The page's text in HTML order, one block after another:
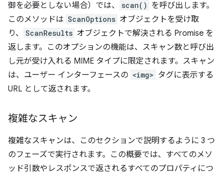
御を必要としない場合）では、
scan() を呼び出します。
このメソッドは ScanOptions オブジェクトを受け取
り、
ScanResults オブジェクトで解決される Promise を
返します。このオプションの機能は、スキャン数と呼び出
し元が受け入れる MIME タイプに限定されます。スキャン
は、ユーザー インターフェースの <img> タグに表示する
URL として返されます。
複雑なスキャン
複雑なスキャンは、このセクションで説明するように 3 つ
のフェーズで実行されます。この概要では、すべてのメソ
ッド引数やレスポンスで返されるすべてのプロパティにつ